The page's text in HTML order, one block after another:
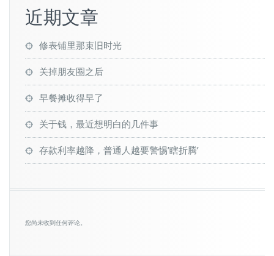
近期文章
修表铺里那束旧时光
关掉朋友圈之后
早餐摊收得早了
关于钱，最近想明白的几件事
存款利率越降，普通人越要警惕’瞎折腾’
您尚未收到任何评论。